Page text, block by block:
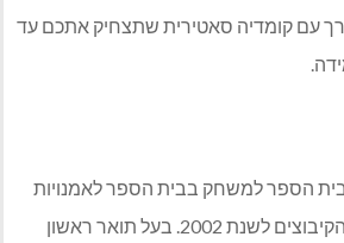
עם קומדיה סאטירית שתצחיק אתכם עד
הספר למשחק בבית הספר לאמנויות
הבמה במכללת סמינר הקיבוצים לשנת 2002. בעל תואר ראשון